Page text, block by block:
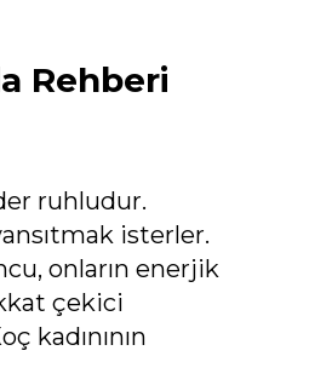
Rehberi
ruhludur.
isterler.
onların enerjik
çekici
kadınının